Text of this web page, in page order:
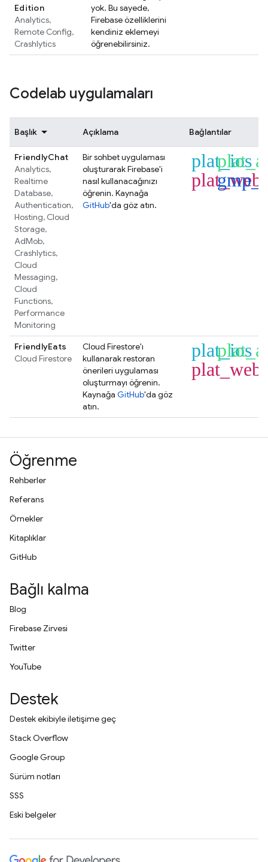
Edition
Analytics,
Remote Config,
Crashlytics
yok. Bu sayede,
Firebase özelliklerini
kendiniz eklemeyi
öğrenebilirsiniz.
Codelab uygulamaları
Başlık Açıklama Bağlantılar
FriendlyChat
Analytics,
Realtime
Database,
Authentication,
Hosting, Cloud
Storage,
AdMob,
Crashlytics,
Cloud
Messaging,
Cloud
Functions,
Performance
Monitoring
Bir sohbet uygulaması
oluşturarak Firebase'i
nasıl kullanacağınızı
öğrenin. Kaynağa
GitHub'da göz atın.
plat_ios
plat_web
FriendlyEats
Cloud Firestore
Cloud Firestore'ı
kullanarak restoran
önerileri uygulaması
oluşturmayı öğrenin.
Kaynağa GitHub'da göz
atın.
plat_ios
plat_web
Öğrenme
Rehberler
Referans
Örnekler
Kitaplıklar
GitHub
Bağlı kalma
Blog
Firebase Zirvesi
Twitter
YouTube
Destek
Destek ekibiyle iletişime geç
Stack Overflow
Google Group
Sürüm notları
SSS
Eski belgeler